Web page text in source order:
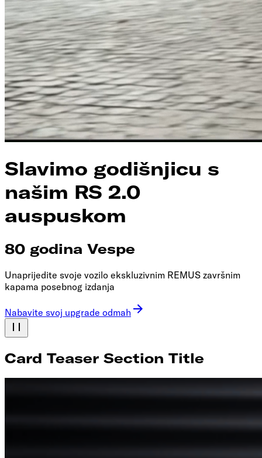
Slavimo godišnjicu s
našim RS 2.0
auspuskom
80 godina Vespe
Unaprijedite svoje vozilo ekskluzivnim REMUS završnim
kapama posebnog izdanja
Nabavite svoj upgrade odmah
Card Teaser Section Title